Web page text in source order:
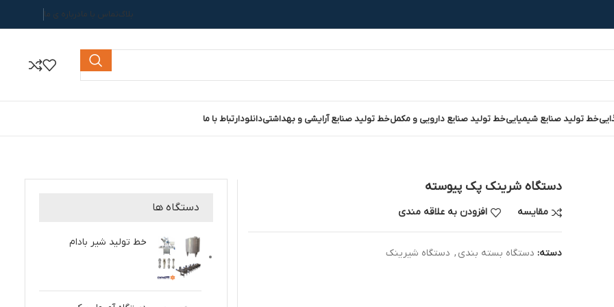
بلاگتماس با مادرباره ی ما
خط تولید صنایع شیمیاییخط تولید صنایع دارویی و مکملخط تولید صنایع آرایشی و بهداشتیدانلودارتباط با ما
دستگاه شرینک پک پیوسته
مقایسه افزودن به علاقه مندی
دسته: دستگاه بسته بندی , دستگاه شیرینک
دستگاه ها
خط تولید شیر بادام